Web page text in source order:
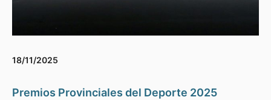
18/11/2025
Premios Provinciales del Deporte 2025